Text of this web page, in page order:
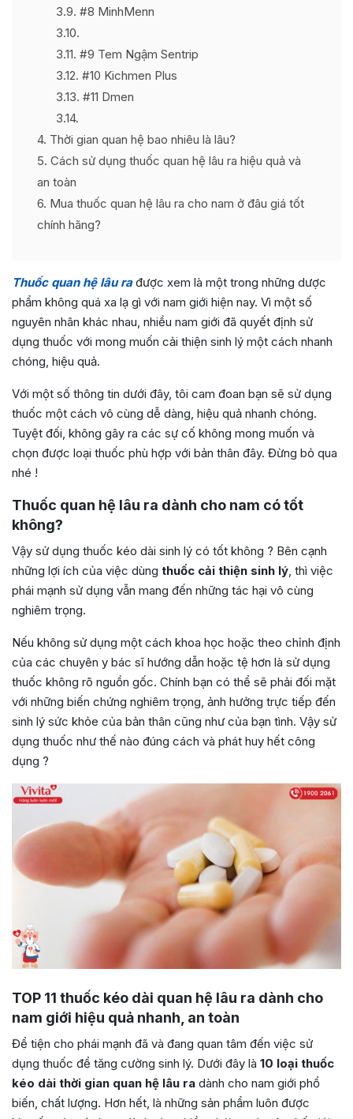
3.9 #8 MinhMenn
3.10
3.11 #9 Tem Ngậm Sentrip
3.12 #10 Kichmen Plus
3.13 #11 Dmen
3.14
4 Thời gian quan hệ bao nhiêu là lâu?
5 Cách sử dụng thuốc quan hệ lâu ra hiệu quả và
an toàn
6 Mua thuốc quan hệ lâu ra cho nam ở đâu giá tốt
chính hãng?
Thuốc quan hệ lâu rađược xem là một trong những dược
phẩm không quá xa lạ gì với nam giới hiện nay. Vì một số
nguyên nhân khác nhau, nhiều nam giới đã quyết định sử
dụng thuốc với mong muốn cải thiện sinh lý một cách nhanh
chóng, hiệu quả.
Với một số thông tin dưới đây, tôi cam đoan bạn sẽ sử dụng
thuốc một cách vô cùng dễ dàng, hiệu quả nhanh chóng.
Tuyệt đối, không gây ra các sự cố không mong muốn và
chọn được loại thuốc phù hợp với bản thân đây. Đừng bỏ qua
nhé !
Thuốc quan hệ lâu ra dành cho nam có tốt
không?
Vậy sử dụng thuốc kéo dài sinh lý có tốt không ? Bên cạnh
những lợi ích của việc dùng thuốc cải thiện sinh lý, thì việc
phái mạnh sử dụng vẫn mang đến những tác hại vô cùng
nghiêm trọng.
Nếu không sử dụng một cách khoa học hoặc theo chỉnh định
của các chuyên y bác sĩ hướng dẫn hoặc tệ hơn là sử dụng
thuốc không rõ nguồn gốc. Chính bạn có thể sẽ phải đối mặt
với những biến chứng nghiêm trọng, ảnh hưởng trực tiếp đến
sinh lý sức khỏe của bản thân cũng như của bạn tình. Vậy sử
dụng thuốc như thế nào đúng cách và phát huy hết công
dụng ?
TOP 11 thuốc kéo dài quan hệ lâu ra dành cho
nam giới hiệu quả nhanh, an toàn
Để tiện cho phái mạnh đã và đang quan tâm đến việc sử
dụng thuốc để tăng cường sinh lý. Dưới đây là 10 loại thuốc
kéo dài thời gian quan hệ lâu ra dành cho nam giới phổ
biến, chất lượng. Hơn hết, là những sản phẩm luôn được